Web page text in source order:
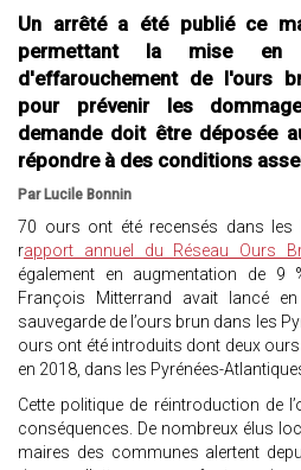
Un arrêté a été publié ce
permettant la mise en
d'effarouchement de l'ours
pour prévenir les
demande doit être déposée
répondre à des conditions
Par Lucile Bonnin
70 ours ont été recensés dans les
rapport annuel du Réseau Ours
également en augmentation de
François Mitterrand avait lancé
sauvegarde de l’ours brun dans les
ours ont été introduits dont deux
en 2018, dans les Pyrénées-
Cette politique de réintroduction de
conséquences. De nombreux élus
maires des communes alertent